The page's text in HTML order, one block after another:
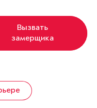
Вызвать
замерщика